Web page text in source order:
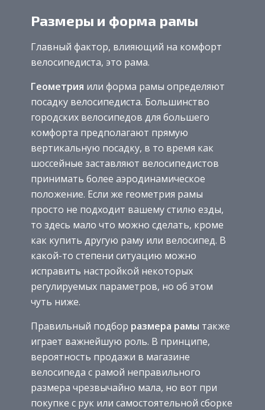
Размеры и форма рамы
Главный фактор, влияющий на комфорт
велосипедиста, это рама.
Геометрия или форма рамы определяют
посадку велосипедиста. Большинство
городских велосипедов для большего
комфорта предполагают прямую
вертикальную посадку, в то время как
шоссейные заставляют велосипедистов
принимать более аэродинамическое
положение. Если же геометрия рамы
просто не подходит вашему стилю езды,
то здесь мало что можно сделать, кроме
как купить другую раму или велосипед. В
какой-то степени ситуацию можно
исправить настройкой некоторых
регулируемых параметров, но об этом
чуть ниже.
Правильный подбор размера рамы также
играет важнейшую роль. В принципе,
вероятность продажи в магазине
велосипеда с рамой неправильного
размера чрезвычайно мала, но вот при
покупке с рук или самостоятельной сборке